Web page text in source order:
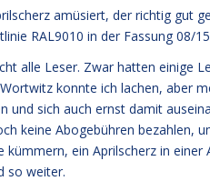
amüsiert, der richtig gut
RAL9010 in der Fassung 08/
alle Leser. Zwar hatten einige
konnte ich lachen, aber
und sich auch ernst damit
keine Abogebühren bezahlen,
ein Aprilscherz in
so weiter.